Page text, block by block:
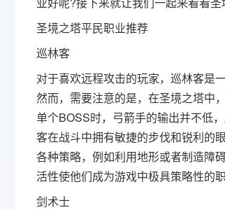
圣境之塔平民职业推荐
巡林客
对于喜欢远程攻击的玩家，巡林客是
然而，需要注意的是，在圣境之塔中
单个BOSS时，弓箭手的输出并不低
客在战斗中拥有敏捷的步伐和锐利的
各种策略，例如利用地形或者制造障
活性使他们成为游戏中极具策略性的职
剑术士